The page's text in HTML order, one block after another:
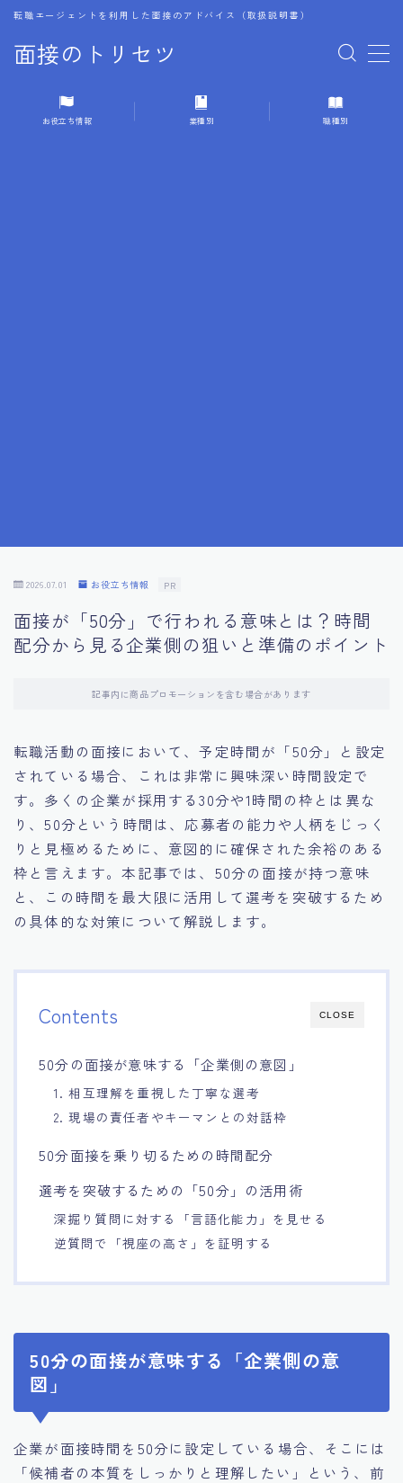
面接のトリセツ
転職エージェントを利用した面接のアドバイス（取扱説明書）
MENU
1.成功する面接戦略
10.フィードバックを活用する方法
11.オンライン面接の成功への鍵
14.キャリアアップのための面接戦略
15.職場適応力をアピールする方法
16.エージェントと良好な関係を築く方法
17.面接でブランクを効果的に伝える方法
お役立ち情報 業種別 職種別
2026.07.01 お役立ち情報 PR
面接が「50分」で行われる意味とは？時間
配分から見る企業側の狙いと準備のポイント
記事内に商品プロモーションを含む場合があります
転職活動の面接において、予定時間が「50分」と設定
されている場合、これは非常に興味深い時間設定で
す。多くの企業が採用する30分や1時間の枠とは異な
り、50分という時間は、応募者の能力や人柄をじっく
りと見極めるために、意図的に確保された余裕のある
枠と言えます。本記事では、50分の面接が持つ意味
と、この時間を最大限に活用して選考を突破するため
の具体的な対策について解説します。
CLOSE
Contents
50分の面接が意味する「企業側の意図」
1. 相互理解を重視した丁寧な選考
2. 現場の責任者やキーマンとの対話枠
50分面接を乗り切るための時間配分
選考を突破するための「50分」の活用術
深掘り質問に対する「言語化能力」を見せる
逆質問で「視座の高さ」を証明する
50分の面接が意味する「企業側の意
図」
企業が面接時間を50分に設定している場合、そこには
「候補者の本質をしっかりと理解したい」という、前